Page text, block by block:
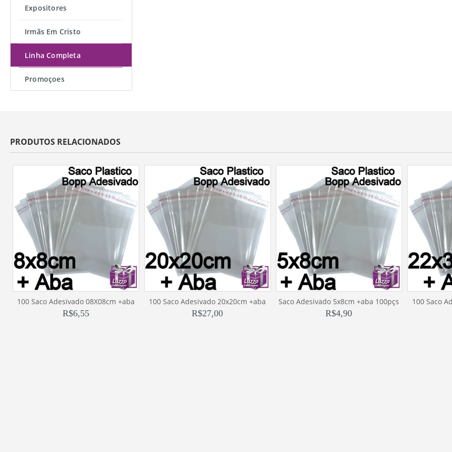
Expositores
Irmãs Em Cristo
Linha Completa
Promoçoes
PRODUTOS RELACIONADOS
100 Saco Adesivado 08X08cm +aba
R$6,55
100 Saco Adesivado 20x20cm +aba
R$27,00
Saco Adesivado 5x8cm +aba 100pçs
R$4,90
100 Saco